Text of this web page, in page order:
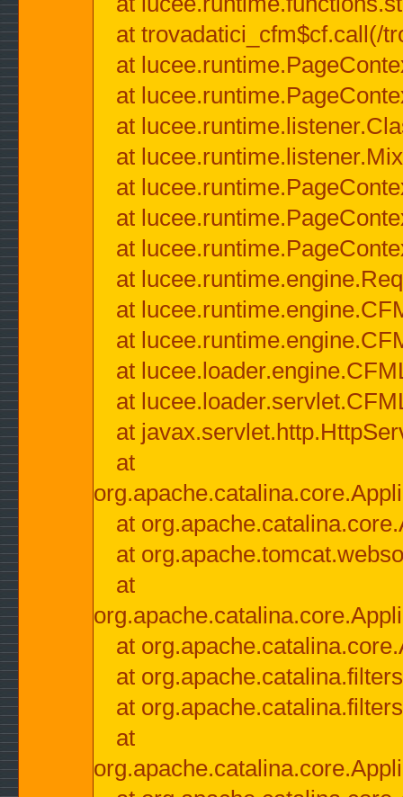
at trovadatici_cfm$cf.call(/
at
at
at
at
at
at
at
at
at
at
at
at
at
at
at
at
at
at
at
at
at